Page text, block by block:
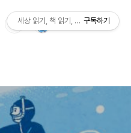
세상 읽기, 책 읽기, 사람살이
구독하기